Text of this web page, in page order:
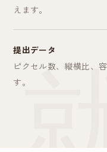
えます。
提出データ
ピクセル数、縦横比、
す。